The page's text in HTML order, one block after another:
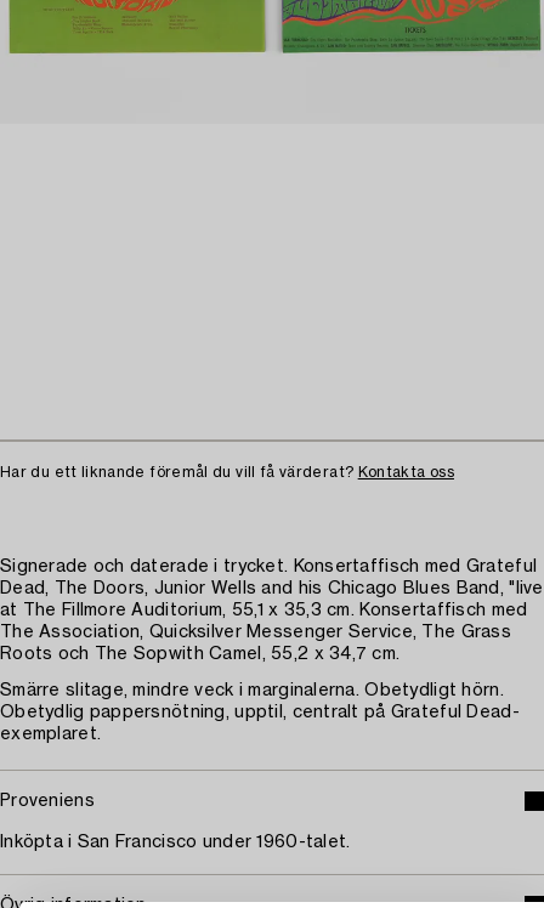
Har du ett liknande föremål du vill få värderat? Kontakta oss
Signerade och daterade i trycket. Konsertaffisch med Grateful
Dead, The Doors, Junior Wells and his Chicago Blues Band, "live
at The Fillmore Auditorium, 55,1 x 35,3 cm. Konsertaffisch med
The Association, Quicksilver Messenger Service, The Grass
Roots och The Sopwith Camel, 55,2 x 34,7 cm.
Smärre slitage, mindre veck i marginalerna. Obetydligt hörn.
Obetydlig pappersnötning, upptil, centralt på Grateful Dead-
exemplaret.
Proveniens
Inköpta i San Francisco under 1960-talet.